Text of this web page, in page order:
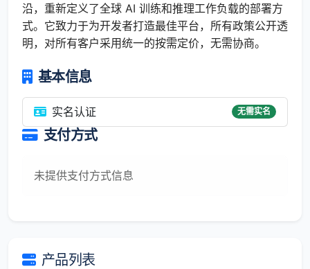
沿，重新定义了全球 AI 训练和推理工作负载的部署方
式。它致力于为开发者打造最佳平台，所有政策公开透
明，对所有客户采用统一的按需定价，无需协商。
基本信息
实名认证 无需实名
支付方式
未提供支付方式信息
产品列表